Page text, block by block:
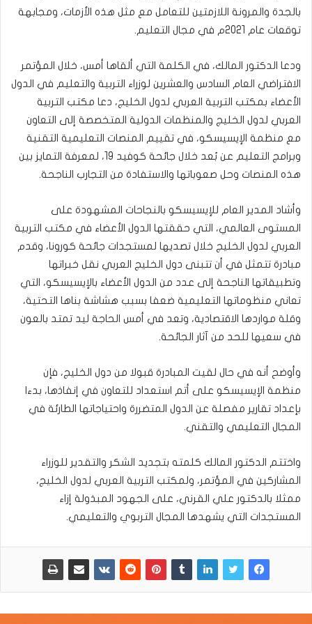
بالجدة والمرونة اللازمتين للتعامل مع مثل هذه الأزمات، ومجابهة
توقعات عام 2021م في مجال التعليم.
ودعا الدكتور المالك، في الكلمة التي ألقاها أمس، خلال المؤتمر
الافتراضي العام السادس والعشرين لوزراء التربية والتعليم في الدول
الأعضاء بمكتب التربية العربي لدول الخليج، دعا مكتب التربية
العربي لدول الخليج والمنظمات الدولية المتخصصة إلى التعاون
مع منظمة الإيسيسكو، في تقييم المنصات التعليمية التقنية
وبرامج التعليم عن بُعد خلال جائحة كوفيد 19، لمعرفة التمايز بين
هذه المنصات وحل صعوباتها والاستفادة من التجارب الناجحة.
وأشاد المدير العام للإيسيسكو بالنجاحات المشهودة على
المستوى العالمي، التي حققتها الدول الأعضاء في مكتب التربية
العربي لدول الخليج خلال تصديها لمستجدات جائحة كورونا، وقدم
مبادرة تتمثل في أن تتبنى دول الخليج العربي نقل خبراتها
وتطبيقاتها الناجحة إلى عدد من الدول الأعضاء بالإيسيسكو، التي
تعاني منظوماتها التعليمية ضعفا بسبب هشاشة بناها التحتية،
وقلة مواردها الاقتصادية، وتعد في أمس الحاجة ليد تمتد بالعون
في سعيها للحد من آثار الجائحة.
وأوضح أنه في حال لقيت المبادرة قبولا من دول الخليج، فإن
منظمة الإيسيسكو على أتم استعداد للتعاون في إنفاذها، بدءا
بإعداد تقارير مفصلة عن الدول المتضررة واحتياجاتها الطارئة في
المجال التعليمي والتقني.
واختتم الدكتور المالك كلمته بتجديد الشكر والتقدير للوزراء
المشاركين في المؤتمر، ولمكتب التربية العربي لدول الخليج،
ممثلا بالدكتور علي القرني، على الجهود المبذولة إزاء
المستجدات التي يشهدها المجال التربوي والتعليمي.